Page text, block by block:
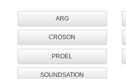
ARG
CROSON
PROEL
SOUNDSATION